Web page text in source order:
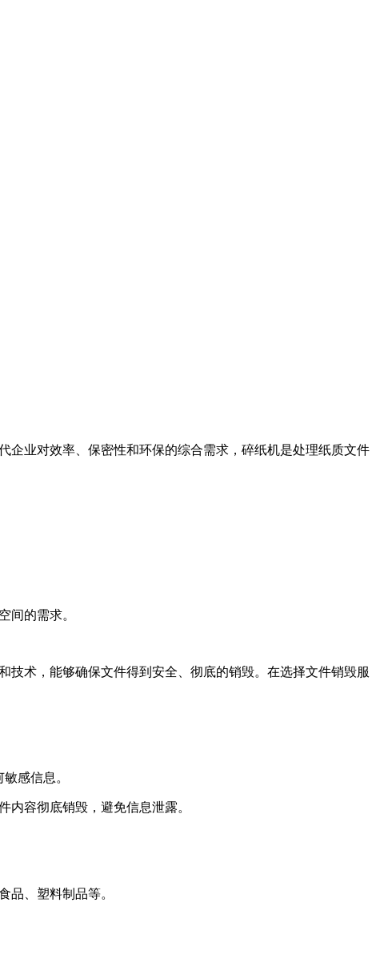
企业对效率、保密性和环保的综合需求，碎纸机是处理纸质文件
间的需求。
术，能够确保文件得到安全、彻底的销毁。在选择文件销毁服
感信息。
容彻底销毁，避免信息泄露。
品、塑料制品等。